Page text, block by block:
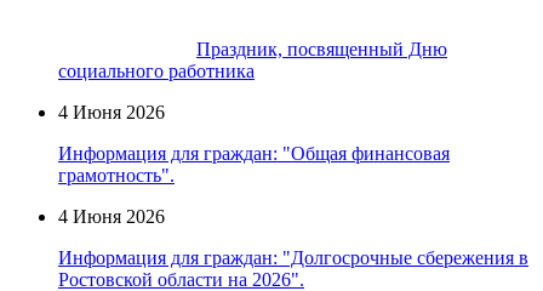
Праздник, посвященный Дню
социального работника
4 Июня 2026
Информация для граждан: "Общая финансовая
грамотность".
4 Июня 2026
Информация для граждан: "Долгосрочные сбережения в
Ростовской области на 2026".